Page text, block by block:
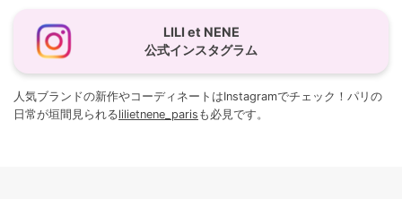
LILI et NENE
公式インスタグラム
人気ブランドの新作やコーディネートはInstagramでチェック！パリの
日常が垣間見られるlilietnene_paris も必見です。